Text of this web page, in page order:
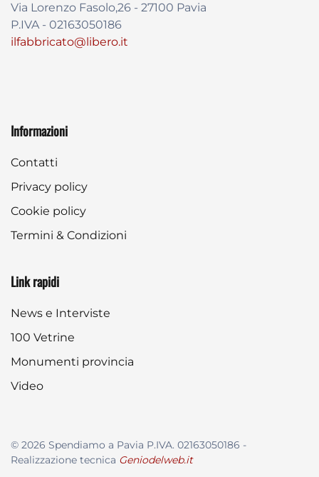
Via Lorenzo Fasolo,26 - 27100 Pavia
P.IVA - 02163050186
ilfabbricato@libero.it
Informazioni
Contatti
Privacy policy
Cookie policy
Termini & Condizioni
Link rapidi
News e Interviste
100 Vetrine
Monumenti provincia
Video
© 2026 Spendiamo a Pavia P.IVA. 02163050186 -
Realizzazione tecnica Geniodelweb.it